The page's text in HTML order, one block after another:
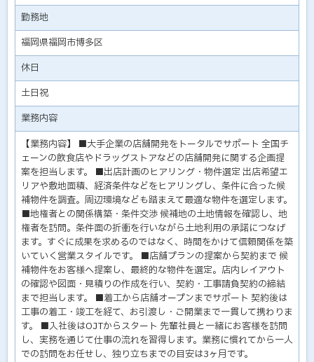
勤務地
福岡県福岡市博多区
休日
土日祝
業務内容
【業務内容】 ■大手企業の店舗開発をトータルでサポート 全国チ
ェーンの飲食店やドラッグストアなどの店舗開発に関する企画提
案を担当します。 ■出店計画のヒアリング・物件選定 出店希望エ
リアや敷地面積、経済条件などをヒアリングし、条件に合った候
補物件を調査。周辺環境なども踏まえて最適な物件を選定します。
■地権者との関係構築・条件交渉 候補地の土地情報を確認し、地
権者を訪問。条件面の折衝を行いながら土地利用の承諾につなげ
ます。すぐに成果を求めるのではなく、時間をかけて信頼関係を築
いていく営業スタイルです。 ■店舗プランの提案から契約まで 候
補物件をお客様へ提案し、最終的な物件を選定。店内レイアウト
の確認や図面・見積りの作成を行い、契約・工事請負契約の締結
まで担当します。 ■着工から店舗オープンまでサポート 契約後は
工事の着工・竣工を経て、お引渡し・ご開業まで一貫して携わりま
す。 ■入社後はOJTからスタート 先輩社員と一緒にお客様を訪問
し、実務を通じて仕事の流れを習得します。業務に慣れてから一人
での訪問をお任せし、独り立ちまでの目安は3ヶ月です。